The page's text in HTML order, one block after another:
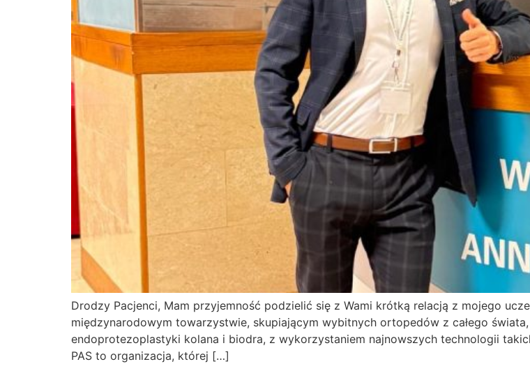
Drodzy Pacjenci, Mam przyjemność podzielić się z Wami krótką relacją z mojego
międzynarodowym towarzystwie, skupiającym wybitnych ortopedów z całego
endoprotezoplastyki kolana i biodra, z wykorzystaniem najnowszych technologii
PAS to organizacja, której […]